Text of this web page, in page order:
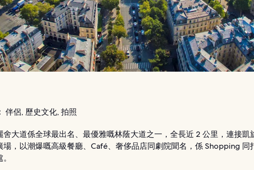
伴侶, 歷史文化, 拍照
舍大道係全球最出名、最優雅嘅林蔭大道之一，全長近 2 公里，連接凱
場，以潮爆嘅高級餐廳、Café、奢侈品店同劇院聞名，係 Shopping 同